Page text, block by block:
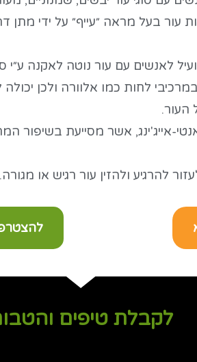
עור בעל מראה ״עייף״ על ידי
לאנשים עם עור נוטה לאקנה
לחות כמו אלוורה ולכן
העור.
אייג'ינג, אשר מסייעת בשיפור
להרגיע ולהזין עור רגיש או מגורה.
לקבלת טיפים